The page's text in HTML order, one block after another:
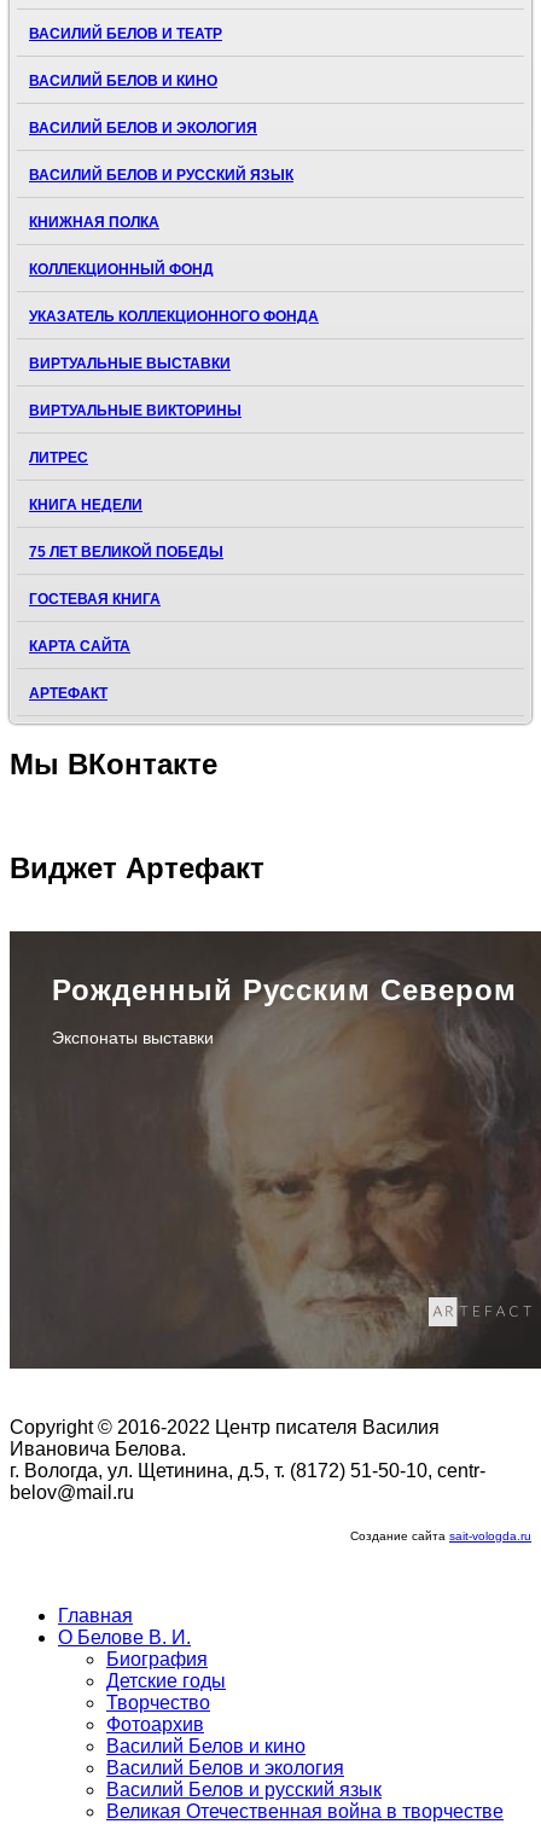
ВАСИЛИЙ БЕЛОВ И ТЕАТР
ВАСИЛИЙ БЕЛОВ И КИНО
ВАСИЛИЙ БЕЛОВ И ЭКОЛОГИЯ
ВАСИЛИЙ БЕЛОВ И РУССКИЙ ЯЗЫК
КНИЖНАЯ ПОЛКА
КОЛЛЕКЦИОННЫЙ ФОНД
УКАЗАТЕЛЬ КОЛЛЕКЦИОННОГО ФОНДА
ВИРТУАЛЬНЫЕ ВЫСТАВКИ
ВИРТУАЛЬНЫЕ ВИКТОРИНЫ
ЛИТРЕС
КНИГА НЕДЕЛИ
75 ЛЕТ ВЕЛИКОЙ ПОБЕДЫ
ГОСТЕВАЯ КНИГА
КАРТА САЙТА
АРТЕФАКТ
Мы ВКонтакте
Виджет Артефакт
Рожденный Русским Севером
Экспонаты выставки
Copyright © 2016-2022 Центр писателя Василия
Ивановича Белова.
г. Вологда, ул. Щетинина, д.5, т. (8172) 51-50-10, centr-
belov@mail.ru
Создание сайта sait-vologda.ru
Главная
О Белове В. И.
Биография
Детские годы
Творчество
Фотоархив
Василий Белов и кино
Василий Белов и экология
Василий Белов и русский язык
Великая Отечественная война в творчестве